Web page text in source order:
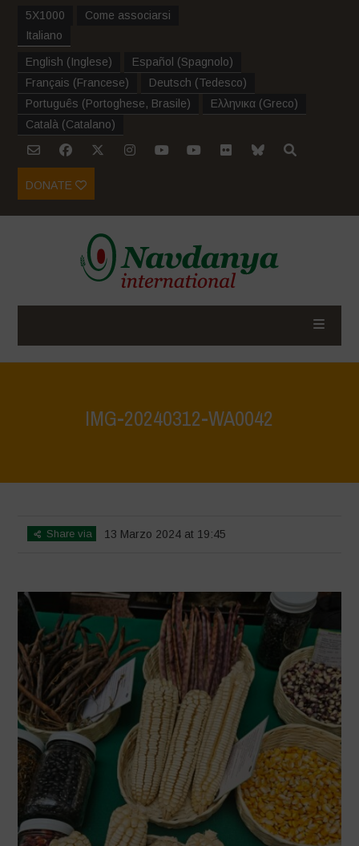
5X1000
Come associarsi
Italiano
English (Inglese) Español (Spagnolo)
Français (Francese) Deutsch (Tedesco)
Português (Portoghese, Brasile) Ελληνικα (Greco)
Català (Catalano)
DONATE
IMG-20240312-WA0042
Share via 13 Marzo 2024 at 19:45